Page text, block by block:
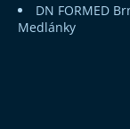
DN FORMED
Medlánky